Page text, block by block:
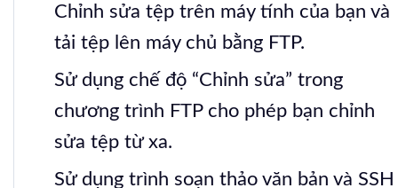
Chỉnh sửa tệp trên máy tính của bạn và
tải tệp lên máy chủ bằng FTP.
Sử dụng chế độ “Chỉnh sửa” trong
chương trình FTP cho phép bạn chỉnh
sửa tệp từ xa.
Sử dụng trình soạn thảo văn bản và SSH